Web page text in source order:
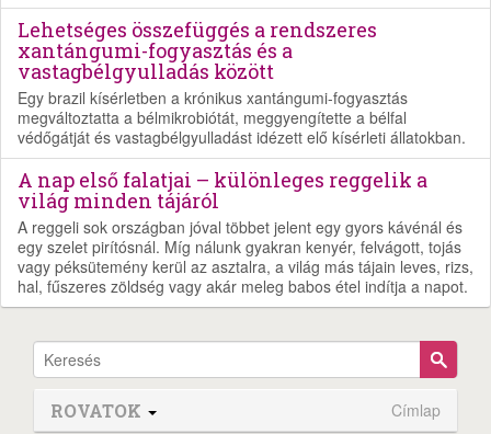
Lehetséges összefüggés a rendszeres
xantángumi-fogyasztás és a
vastagbélgyulladás között
Egy brazil kísérletben a krónikus xantángumi-fogyasztás
megváltoztatta a bélmikrobiótát, meggyengítette a bélfal
védőgátját és vastagbélgyulladást idézett elő kísérleti állatokban.
A nap első falatjai – különleges reggelik a
világ minden tájáról
A reggeli sok országban jóval többet jelent egy gyors kávénál és
egy szelet pirítósnál. Míg nálunk gyakran kenyér, felvágott, tojás
vagy péksütemény kerül az asztalra, a világ más tájain leves, rizs,
hal, fűszeres zöldség vagy akár meleg babos étel indítja a napot.
ROVATOK Címlap